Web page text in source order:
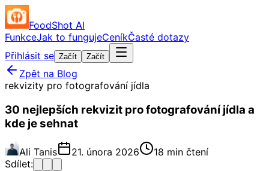
FoodShot AI
FunkceJak to fungujeCeníkČasté dotazy
Přihlásit se Začít Začít
Zpět na Blog
rekvizity pro fotografování jídla
30 nejlepších rekvizit pro fotografování jídla a
kde je sehnat
Ali Tanis 21. února 2026
18 min čtení
Sdílet: